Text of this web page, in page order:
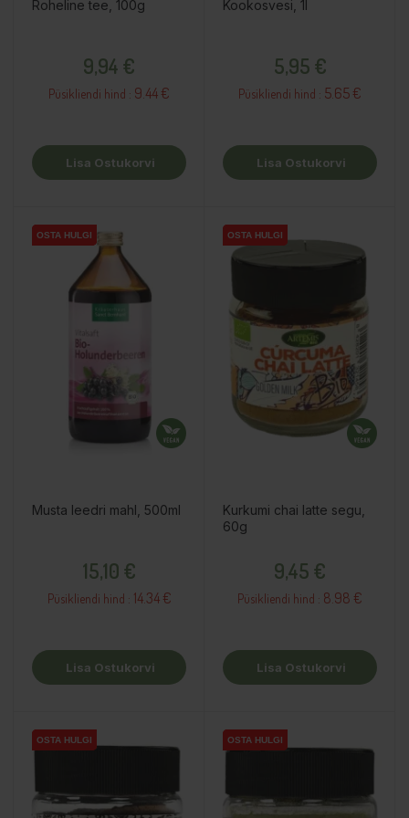
Roheline tee, 100g
9,94 €
Püsikliendi hind : 9.44 €
Lisa Ostukorvi
Kookosvesi, 1l
5,95 €
Püsikliendi hind : 5.65 €
Lisa Ostukorvi
OSTA HULGI
OSTA HULGI
OSTA HULGI
Musta leedri mahl, 500ml
15,10 €
Püsikliendi hind : 14.34 €
Lisa Ostukorvi
OSTA HULGI
OSTA HULGI
OSTA HULGI
Kurkumi chai latte segu,
60g
9,45 €
Püsikliendi hind : 8.98 €
Lisa Ostukorvi
OSTA HULGI
OSTA HULGI
OSTA HULGI OSTA HULGI
OSTA HULGI
OSTA HULGI